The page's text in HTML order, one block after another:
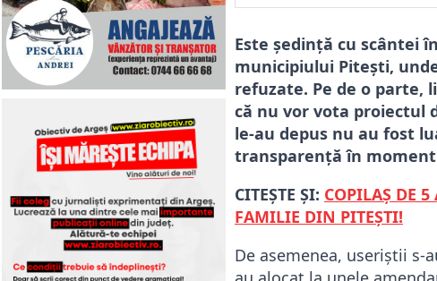
Este ședință cu scântei
municipiului Pitești,
refuzate. Pe de o parte,
că nu vor vota proiectul
le-au depus nu au fost
transparență în
CITEȘTE ȘI: COPILAȘ DE
FAMILIE DIN PITEȘTI!
De asemenea, useriștii s-